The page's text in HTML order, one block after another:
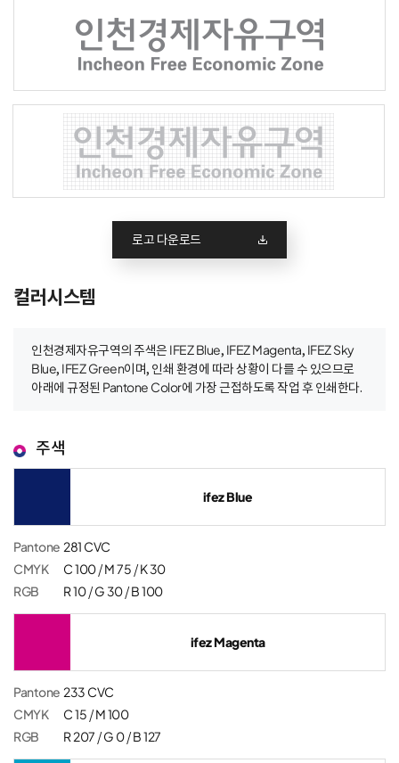
로고 다운로드
컬러시스템
인천경제자유구역의 주색은 IFEZ Blue, IFEZ Magenta, IFEZ Sky
Blue, IFEZ Green이며, 인쇄 환경에 따라 상황이 다를 수 있으므로
아래에 규정된 Pantone Color에 가장 근접하도록 작업 후 인쇄한다.
주색
ifez Blue
Pantone 281 CVC
CMYK
C 100 / M 75 / K 30
RGB
R 10 / G 30 / B 100
ifez Magenta
Pantone 233 CVC
CMYK
C 15 / M 100
RGB
R 207 / G 0 / B 127